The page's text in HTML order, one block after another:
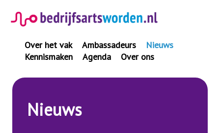
naar
inhoud
Over het vak Ambassadeurs
Nieuws
Kennismaken
Agenda Over ons
Nieuws